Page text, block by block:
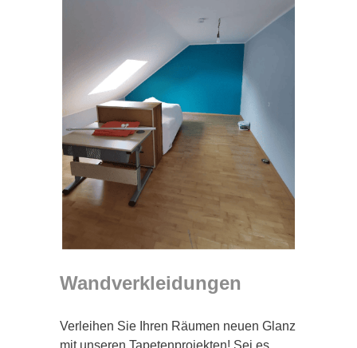
Wandverkleidungen
Verleihen Sie Ihren Räumen neuen Glanz
mit unseren Tapetenprojekten! Sei es